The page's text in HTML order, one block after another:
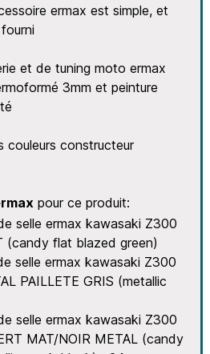
ermax est simple, et
et de tuning moto ermax
3mm et peinture
couleurs constructeur
pour ce produit:
selle ermax kawasaki Z300
(candy flat blazed green)
selle ermax kawasaki Z300
PAILLETE GRIS (metallic
selle ermax kawasaki Z300
MAT/NOIR METAL (candy